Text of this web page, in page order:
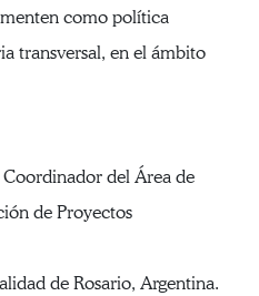
como política
transversal, en el ámbito
del Área de
de Proyectos
de Rosario, Argentina.